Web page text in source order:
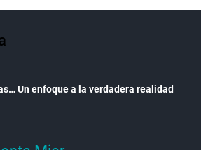
Un enfoque a la verdadera realidad